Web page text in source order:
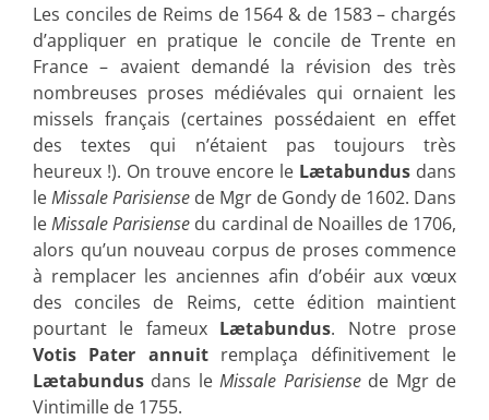
Les conciles de Reims de 1564 & de 1583 – chargés
d’appliquer en pratique le concile de Trente en
France – avaient demandé la révision des très
nombreuses proses médiévales qui ornaient les
missels français (certaines possédaient en effet
des textes qui n’étaient pas toujours très
heureux !). On trouve encore le Lætabundus dans
leMissale Parisiense de Mgr de Gondy de 1602. Dans
leMissale Parisiense du cardinal de Noailles de 1706,
alors qu’un nouveau corpus de proses commence
à remplacer les anciennes afin d’obéir aux vœux
des conciles de Reims, cette édition maintient
pourtant le fameux Lætabundus. Notre prose
Votis Pater annuitremplaça définitivement le
Lætabundus dans leMissale Parisiensede Mgr de
Vintimille de 1755.